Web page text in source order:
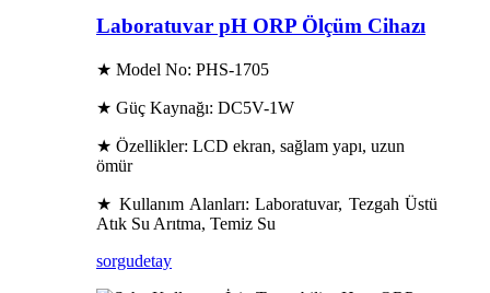
Laboratuvar pH ORP Ölçüm Cihazı
★ Model No: PHS-1705
★ Güç Kaynağı: DC5V-1W
★ Özellikler: LCD ekran, sağlam yapı, uzun
ömür
★ Kullanım Alanları: Laboratuvar, Tezgah Üstü
Atık Su Arıtma, Temiz Su
sorgudetay